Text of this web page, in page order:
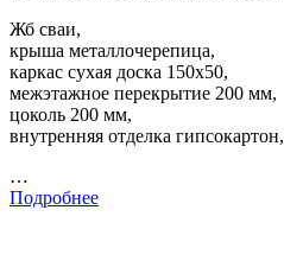
Жб сваи,
крыша металлочерепица,
каркас сухая доска 150х50,
межэтажное перекрытие 200 мм,
цоколь 200 мм,
внутренняя отделка гипсокартон,
…
Подробнее